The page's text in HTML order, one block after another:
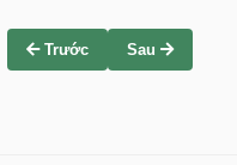
Trước Sau